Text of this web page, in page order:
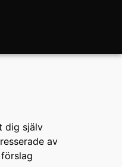
dig själv
av